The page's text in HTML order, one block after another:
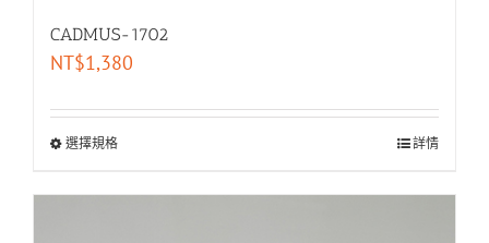
CADMUS-1702
NT$1,380
選擇規格 詳情